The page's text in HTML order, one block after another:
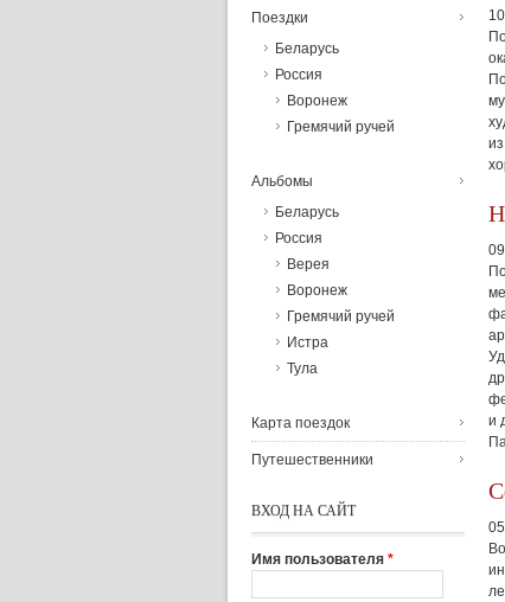
и
Поездки
Беларусь
Россия
Воронеж
Гремячий ручей
Альбомы
Беларусь
Россия
Верея
Воронеж
Гремячий ручей
Истра
Тула
Карта поездок
Путешественники
ВХОД НА САЙТ
Имя пользователя *